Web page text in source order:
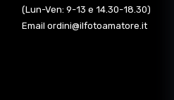
(Lun-Ven: 9-13 e 14.30-18.30)
Email ordini@ilfotoamatore.it